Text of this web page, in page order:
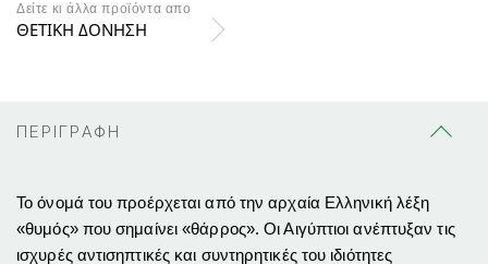
Δείτε κι άλλα προϊόντα απο
ΘΕΤΙΚΗ ΔΟΝΗΣΗ
ΠΕΡΙΓΡΑΦΗ
Το όνομά του προέρχεται από την αρχαία Ελληνική λέξη
«θυμός» που σημαίνει «θάρρος». Οι Αιγύπτιοι ανέπτυξαν τις
ισχυρές αντισηπτικές και συντηρητικές του ιδιότητες